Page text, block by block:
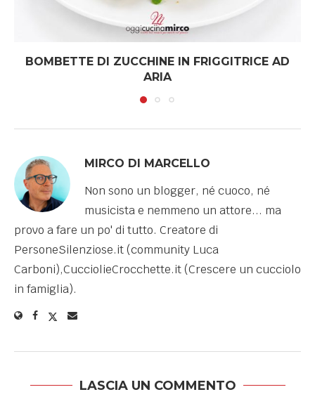
BOMBETTE DI ZUCCHINE IN FRIGGITRICE AD
ARIA
MIRCO DI MARCELLO
Non sono un blogger, né cuoco, né
musicista e nemmeno un attore... ma
provo a fare un po' di tutto. Creatore di
PersoneSilenziose.it (community Luca
Carboni),CucciolieCrocchette.it (Crescere un cucciolo
in famiglia).
LASCIA UN COMMENTO